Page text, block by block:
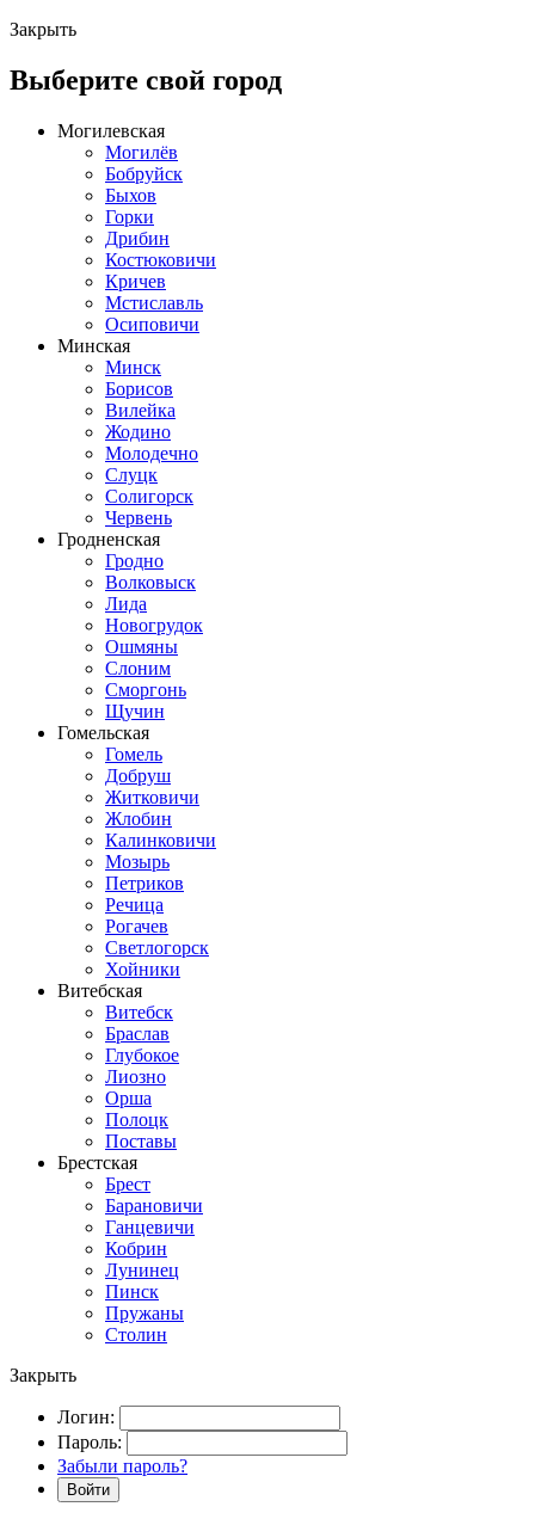
Закрыть
Выберите свой город
Могилевская
Могилёв
Бобруйск
Быхов
Горки
Дрибин
Костюковичи
Кричев
Мстиславль
Осиповичи
Минская
Минск
Борисов
Вилейка
Жодино
Молодечно
Слуцк
Солигорск
Червень
Гродненская
Гродно
Волковыск
Лида
Новогрудок
Ошмяны
Слоним
Сморгонь
Щучин
Гомельская
Гомель
Добруш
Житковичи
Жлобин
Калинковичи
Мозырь
Петриков
Речица
Рогачев
Светлогорск
Хойники
Витебская
Витебск
Браслав
Глубокое
Лиозно
Орша
Полоцк
Поставы
Брестская
Брест
Барановичи
Ганцевичи
Кобрин
Лунинец
Пинск
Пружаны
Столин
Закрыть
Логин:
Пароль:
Забыли пароль?
Войти